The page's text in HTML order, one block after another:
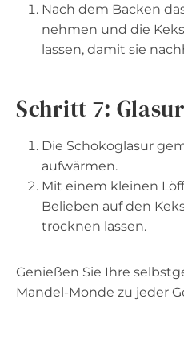
Nach dem Backen
nehmen und die
lassen, damit sie
Schritt 7:
Die Schokoglasur
aufwärmen.
Mit einem kleinen
Belieben auf den
trocknen lassen.
Genießen Sie Ihre
Mandel-Monde zu jeder